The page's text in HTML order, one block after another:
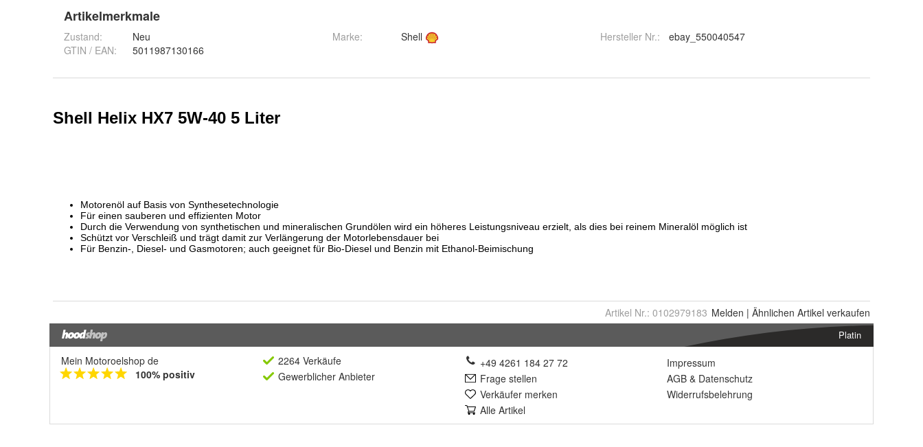
Artikelmerkmale
Zustand:
Neu
GTIN / EAN:
5011987130166
Marke: Shell Hersteller Nr.: ebay_550040547
Artikel Nr.: 0102979183 Melden | Ähnlichen Artikel verkaufen
Platin
Mein Motoroelshop de
100% positiv
2264 Verkäufe
Gewerblicher Anbieter
+49 4261 184 27 72
Frage stellen
Verkäufer merken
Alle Artikel
Impressum
AGB & Datenschutz
Widerrufsbelehrung